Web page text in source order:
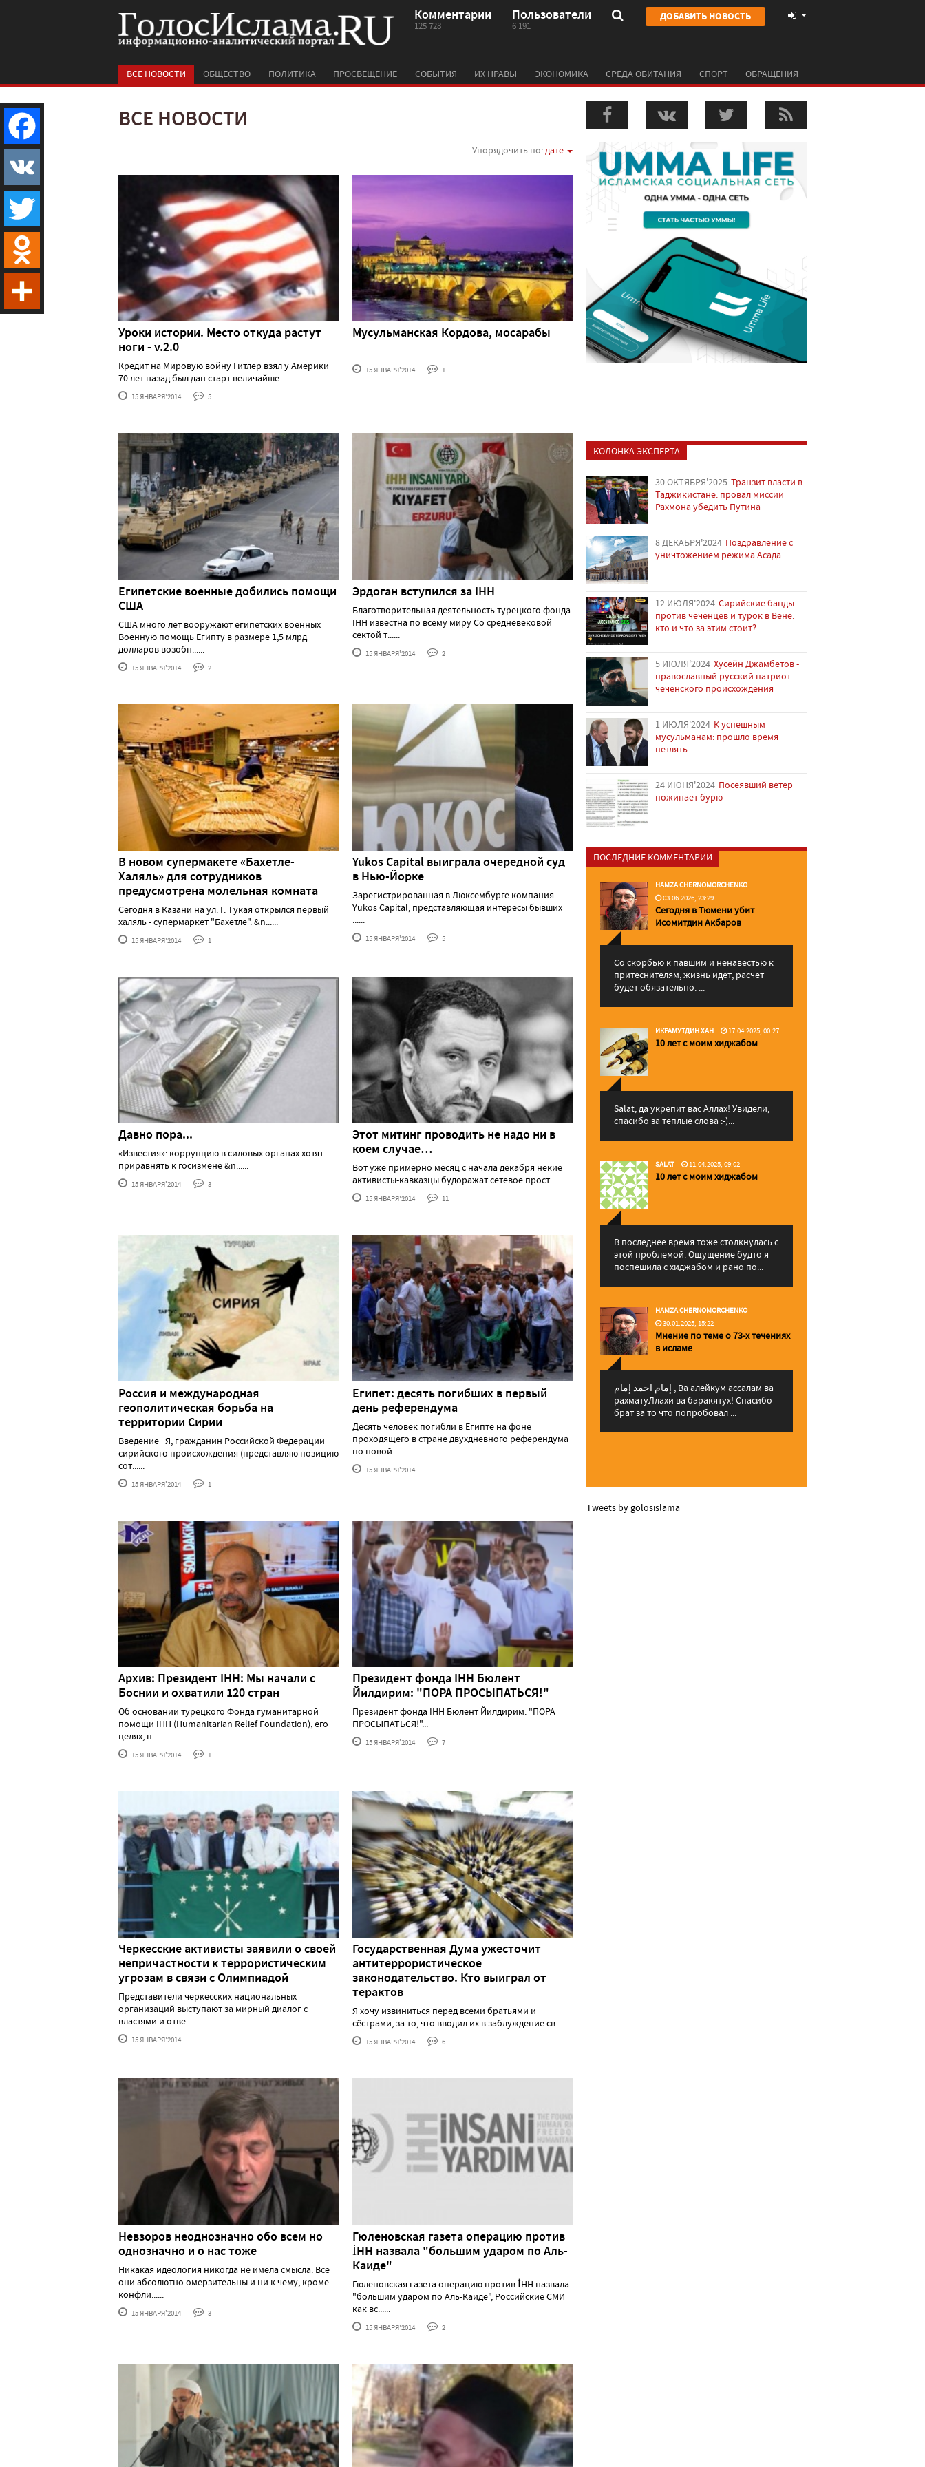
Комментарии
125 728
Пользователи
6 191
ДОБАВИТЬ НОВОСТЬ
ВСЕ НОВОСТИ ОБЩЕСТВО ПОЛИТИКА ПРОСВЕЩЕНИЕ СОБЫТИЯ ИХ НРАВЫ ЭКОНОМИКА СРЕДА ОБИТАНИЯ СПОРТ ОБРАЩЕНИЯ
ВСЕ НОВОСТИ
Упорядочить по:дате
Уроки истории. Место откуда растут
ноги - v.2.0
Кредит на Мировую войну Гитлер взял у Америки
70 лет назад был дан старт величайше......
15 ЯНВАРЯ'2014 5
Мусульманская Кордова, мосарабы
...
15 ЯНВАРЯ'2014 1
Египетские военные добились помощи
США
CША много лет вооружают египетских военных
Военную помощь Египту в размере 1,5 млрд
долларов возобн......
15 ЯНВАРЯ'2014 2
Эрдоган вступился за IHH
Благотворительная деятельность турецкого фонда
IHH известна по всему миру Со средневековой
сектой т......
15 ЯНВАРЯ'2014 2
В новом супермакете «Бахетле-
Халяль» для сотрудников
предусмотрена молельная комната
Сегодня в Казани на ул. Г. Тукая открылся первый
халяль - супермаркет "Бахетле". &n......
15 ЯНВАРЯ'2014 1
Yukos Capital выиграла очередной суд
в Нью-Йорке
Зарегистрированная в Люксембурге компания
Yukos Capital, представляющая интересы бывших
......
15 ЯНВАРЯ'2014 5
Давно пора...
«Известия»: коррупцию в силовых органах хотят
приравнять к госизмене &n......
15 ЯНВАРЯ'2014 3
Этот митинг проводить не надо ни в
коем случае…
Вот уже примерно месяц с начала декабря некие
активисты-кавказцы будоражат сетевое прост......
15 ЯНВАРЯ'2014 11
Россия и международная
геополитическая борьба на
территории Сирии
Введение Я, гражданин Российской Федерации
сирийского происхождения (представляю позицию
сот......
15 ЯНВАРЯ'2014 1
Египет: десять погибших в первый
день референдума
Десять человек погибли в Египте на фоне
проходящего в стране двухдневного референдума
по новой......
15 ЯНВАРЯ'2014
Архив: Президент IHH: Мы начали с
Боснии и охватили 120 стран
Об основании турецкого Фонда гуманитарной
помощи IHH (Humanitarian Relief Foundation), его
целях, п......
15 ЯНВАРЯ'2014 1
Президент фонда IHH Бюлент
Йилдирим: "ПОРА ПРОСЫПАТЬСЯ!"
Президент фонда IHH Бюлент Йилдирим: "ПОРА
ПРОСЫПАТЬСЯ!"...
15 ЯНВАРЯ'2014 7
Черкесские активисты заявили о своей
непричастности к террористическим
угрозам в связи с Олимпиадой
Представители черкесских национальных
организаций выступают за мирный диалог с
властями и отве......
15 ЯНВАРЯ'2014
Государственная Дума ужесточит
антитеррористическое
законодательство. Кто выиграл от
терактов
Я хочу извиниться перед всеми братьями и
сёстрами, за то, что вводил их в заблуждение св......
15 ЯНВАРЯ'2014 6
Невзоров неоднозначно обо всем но
однозначно и о нас тоже
Никакая идеология никогда не имела смысла. Все
они абсолютно омерзительны и ни к чему, кроме
конфли......
15 ЯНВАРЯ'2014 3
Гюленовская газета операцию против
İHH назвала "большим ударом по Аль-
Каиде"
Гюленовская газета операцию против İHH назвала
"большим ударом по Аль-Каиде", Российские СМИ
как вс......
15 ЯНВАРЯ'2014 2
КОЛОНКА ЭКСПЕРТА
30 ОКТЯБРЯ'2025 Транзит власти в
Таджикистане: провал миссии
Рахмона убедить Путина
8 ДЕКАБРЯ'2024 Поздравление с
уничтожением режима Асада
12 ИЮЛЯ'2024 Сирийские банды
против чеченцев и турок в Вене:
кто и что за этим стоит?
5 ИЮЛЯ'2024 Хусейн Джамбетов -
православный русский патриот
чеченского происхождения
1 ИЮЛЯ'2024 К успешным
мусульманам: прошло время
петлять
24 ИЮНЯ'2024 Посеявший ветер
пожинает бурю
ПОСЛЕДНИЕ КОММЕНТАРИИ
HAMZA CHERNOMORCHENKO
03.06.2026, 23:29
Сегодня в Тюмени убит
Исомитдин Акбаров
Со скорбью к павшим и ненавестью к
притеснителям, жизнь идет, расчет
будет обязательно. ...
ИКРАМУТДИН ХАН 17.04.2025, 00:27
10 лет с моим хиджабом
Salat, да укрепит вас Аллаx! Увидели,
спасибо за теплые слова :-)...
SALAT 11.04.2025, 09:02
10 лет с моим хиджабом
В последнее время тоже столкнулась с
этой проблемой. Ощущение будто я
поспешила с хиджабом и рано по...
HAMZA CHERNOMORCHENKO
30.01.2025, 15:22
Мнение по теме о 73-х течениях
в исламе
إمام احمد إمام , Ва алейкум ассалам ва
рахматуЛлахи ва баракятух! Спасибо
брат за то что попробовал ...
Tweets by golosislama
Facebook
VK
Twitter
Odnoklassniki